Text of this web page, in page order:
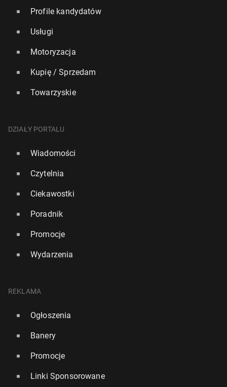
Profile kandydatów
Usługi
Motoryzacja
Kupię / Sprzedam
Towarzyskie
DZIAŁY PORTALU
Wiadomości
Czytelnia
Ciekawostki
Poradnik
Promocje
Wydarzenia
REKLAMA
Ogłoszenia
Banery
Promocje
Linki Sponsorowane